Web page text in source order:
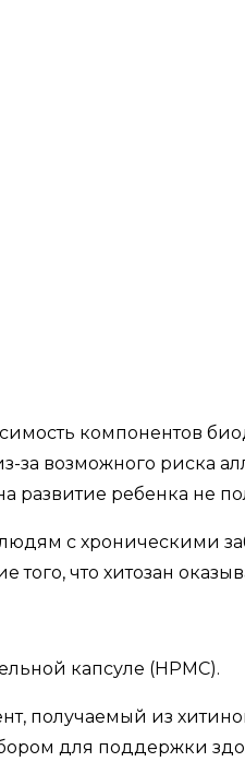
компонентов
за возможного
ребенка не
с хроническими
что хитозан
капсуле (НРМС).
получаемый из
для поддержки